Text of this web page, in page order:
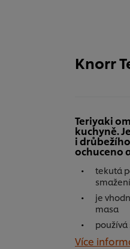
Knorr
Teriyaki
kuchyně.
i
ochuceno
tekutá
je
masa
používá
Více